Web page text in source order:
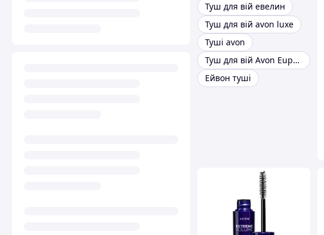
Туш для вій евелин
Туш для вій avon luxe
Туші avon
Туш для вій Avon Euphoric синя
Ейвон туші